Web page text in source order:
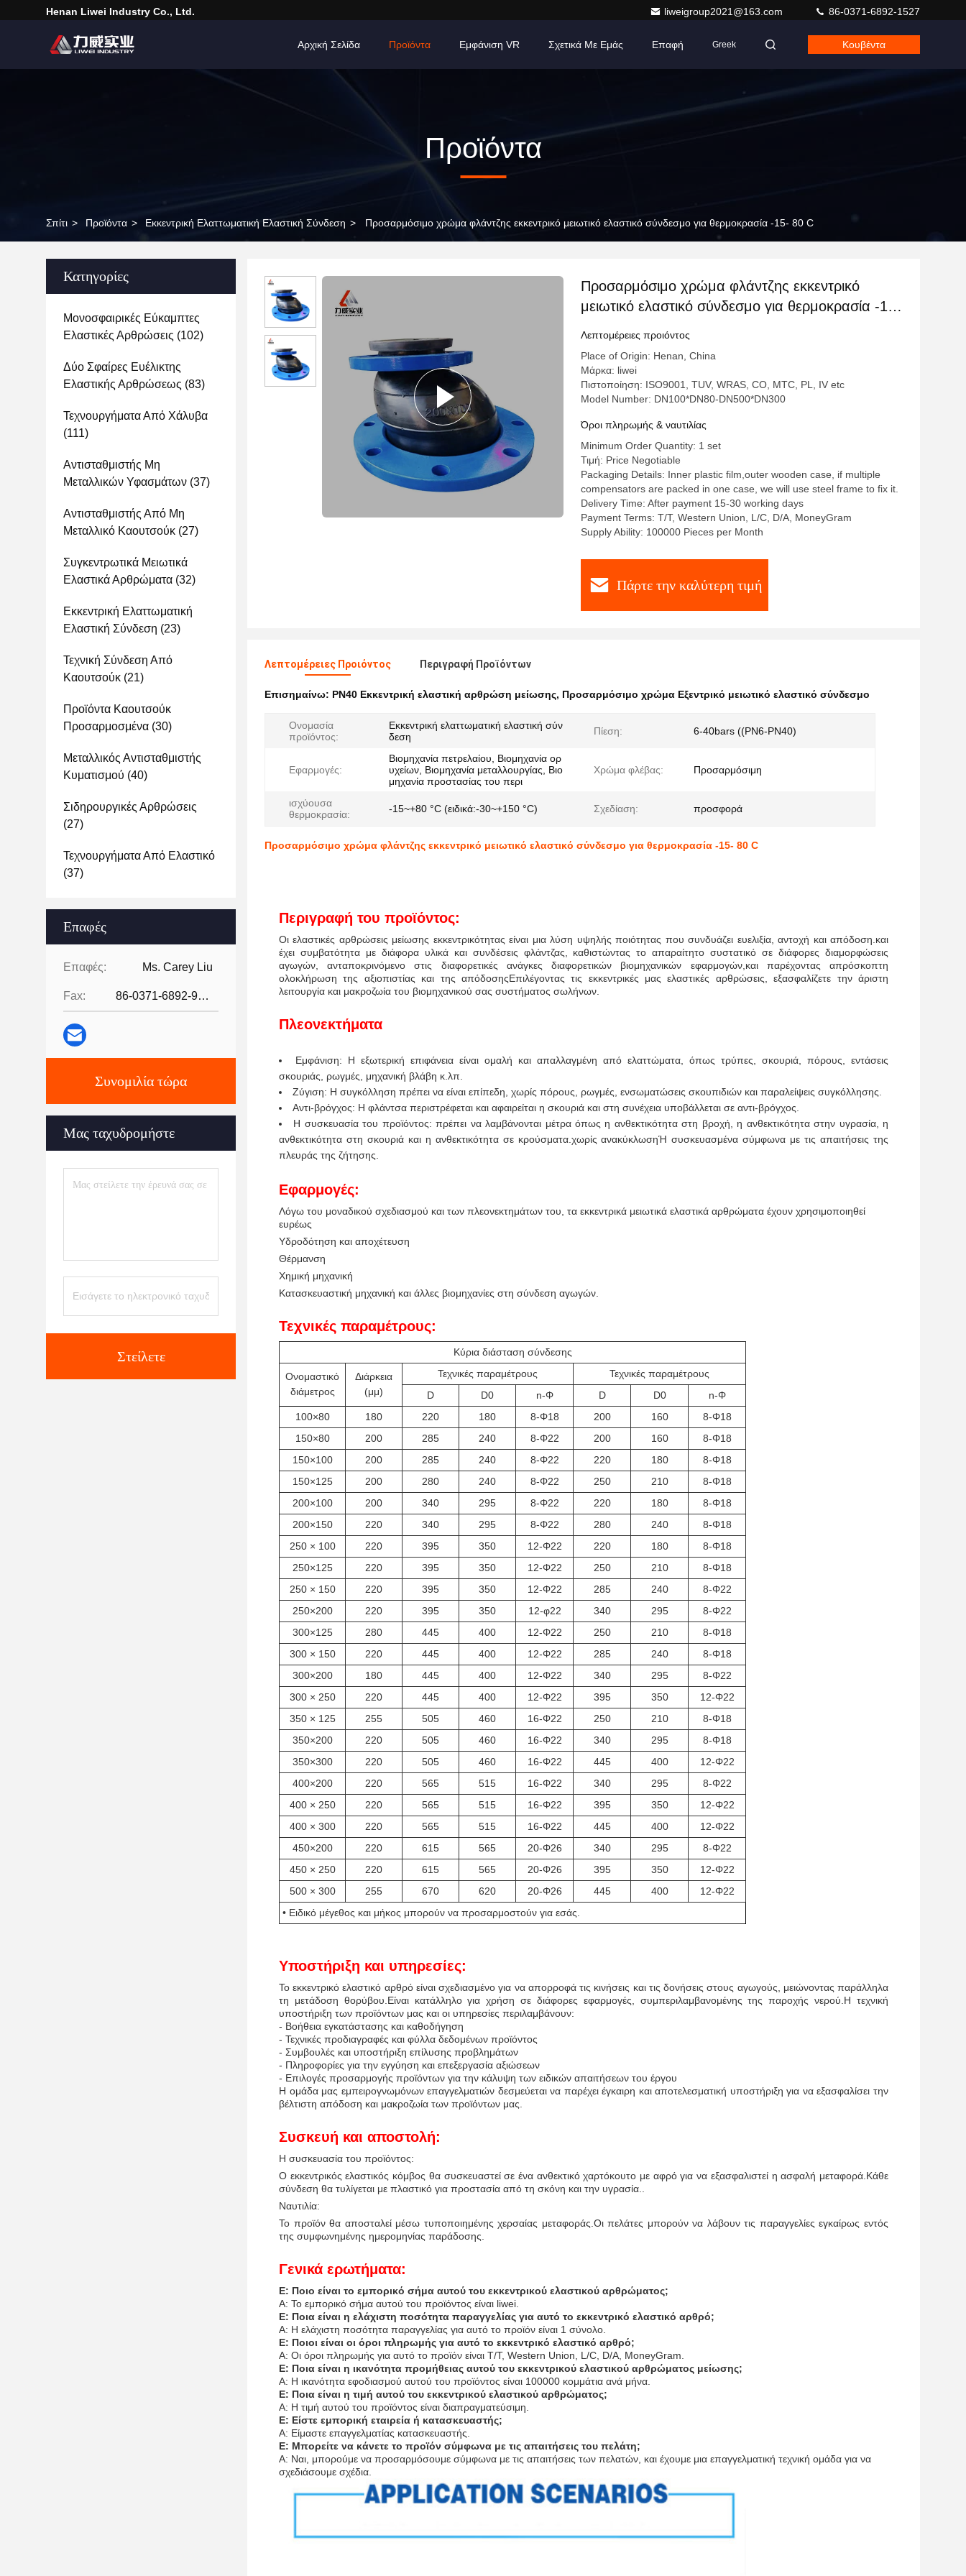
Henan Liwei Industry Co., Ltd. liweigroup2021@163.com 86-0371-6892-1527
Αρχική Σελίδα Προϊόντα Εμφάνιση VR Σχετικά Με Εμάς Επαφή Greek Κουβέντα
Προϊόντα
Σπίτι > Προϊόντα > Εκκεντρική Ελαττωματική Ελαστική Σύνδεση > Προσαρμόσιμο χρώμα φλάντζης εκκεντρικό μειωτικό ελαστικό σύνδεσμο για θερμοκρασία -15- 80 C
Κατηγορίες
Μονοσφαιρικές Εύκαμπτες
Ελαστικές Αρθρώσεις (102)
Δύο Σφαίρες Ευέλικτης
Ελαστικής Αρθρώσεως (83)
Τεχνουργήματα Από Χάλυβα
(111)
Αντισταθμιστής Μη
Μεταλλικών Υφασμάτων (37)
Αντισταθμιστής Από Μη
Μεταλλικό Καουτσούκ (27)
Συγκεντρωτικά Μειωτικά
Ελαστικά Αρθρώματα (32)
Εκκεντρική Ελαττωματική
Ελαστική Σύνδεση (23)
Τεχνική Σύνδεση Από
Καουτσούκ (21)
Προϊόντα Καουτσούκ
Προσαρμοσμένα (30)
Μεταλλικός Αντισταθμιστής
Κυματισμού (40)
Σιδηρουργικές Αρθρώσεις
(27)
Τεχνουργήματα Από Ελαστικό
(37)
Επαφές
Επαφές: Ms. Carey Liu
Fax: 86-0371-6892-9024
Συνομιλία τώρα
Μας ταχυδρομήστε
Στείλετε
Προσαρμόσιμο χρώμα φλάντζης εκκεντρικό
μειωτικό ελαστικό σύνδεσμο για θερμοκρασία -15-
Λεπτομέρειες προιόντος
Place of Origin: Henan, China
Μάρκα: liwei
Πιστοποίηση: ISO9001, TUV, WRAS, CO, MTC, PL, IV etc
Model Number: DN100*DN80-DN500*DN300
Όροι πληρωμής & ναυτιλίας
Minimum Order Quantity: 1 set
Τιμή: Price Negotiable
Packaging Details: Inner plastic film,outer wooden case, if multiple
compensators are packed in one case, we will use steel frame to fix it.
Delivery Time: After payment 15-30 working days
Payment Terms: T/T, Western Union, L/C, D/A, MoneyGram
Supply Ability: 100000 Pieces per Month
Πάρτε την καλύτερη τιμή
Λεπτομέρειες Προιόντος Περιγραφή Προϊόντων
Επισημαίνω: PN40 Εκκεντρική ελαστική αρθρώση μείωσης, Προσαρμόσιμο χρώμα Εξεντρικό μειωτικό ελαστικό σύνδεσμο
Ονομασία
προϊόντος:
Εκκεντρική ελαττωματική ελαστική σύν
δεση
Πίεση: 6-40bars ((PN6-PN40)
Εφαρμογές:
Βιομηχανία πετρελαίου, Βιομηχανία ορ
υχείων, Βιομηχανία μεταλλουργίας, Βιο
μηχανία προστασίας του περι
Χρώμα φλέβας: Προσαρμόσιμη
ισχύουσα
θερμοκρασία:
-15~+80 °C (ειδικά:-30~+150 °C) Σχεδίαση: προσφορά
Προσαρμόσιμο χρώμα φλάντζης εκκεντρικό μειωτικό ελαστικό σύνδεσμο για θερμοκρασία -15- 80 C
Περιγραφή του προϊόντος:
Οι ελαστικές αρθρώσεις μείωσης εκκεντρικότητας είναι μια λύση υψηλής ποιότητας που συνδυάζει ευελιξία, αντοχή και απόδοση.και
έχει συμβατότητα με διάφορα υλικά και συνδέσεις φλάντζας, καθιστώντας το απαραίτητο συστατικό σε διάφορες διαμορφώσεις
αγωγών, ανταποκρινόμενο στις διαφορετικές ανάγκες διαφορετικών βιομηχανικών εφαρμογών,και παρέχοντας απρόσκοπτη
ολοκλήρωση της αξιοπιστίας και της απόδοσηςΕπιλέγοντας τις εκκεντρικές μας ελαστικές αρθρώσεις, εξασφαλίζετε την άριστη
λειτουργία και μακροζωία του βιομηχανικού σας συστήματος σωλήνων.
Πλεονεκτήματα
Εμφάνιση: Η εξωτερική επιφάνεια είναι ομαλή και απαλλαγμένη από ελαττώματα, όπως τρύπες, σκουριά, πόρους, εντάσεις
σκουριάς, ρωγμές, μηχανική βλάβη κ.λπ.
Ζύγιση: Η συγκόλληση πρέπει να είναι επίπεδη, χωρίς πόρους, ρωγμές, ενσωματώσεις σκουπιδιών και παραλείψεις συγκόλλησης.
Αντι-βρόγχος: Η φλάντσα περιστρέφεται και αφαιρείται η σκουριά και στη συνέχεια υποβάλλεται σε αντι-βρόγχος.
Η συσκευασία του προϊόντος: πρέπει να λαμβάνονται μέτρα όπως η ανθεκτικότητα στη βροχή, η ανθεκτικότητα στην υγρασία, η
ανθεκτικότητα στη σκουριά και η ανθεκτικότητα σε κρούσματα.χωρίς ανακύκλωσηΉ συσκευασμένα σύμφωνα με τις απαιτήσεις της
πλευράς της ζήτησης.
Εφαρμογές:
Λόγω του μοναδικού σχεδιασμού και των πλεονεκτημάτων του, τα εκκεντρικά μειωτικά ελαστικά αρθρώματα έχουν χρησιμοποιηθεί
ευρέως
Υδροδότηση και αποχέτευση
Θέρμανση
Χημική μηχανική
Κατασκευαστική μηχανική και άλλες βιομηχανίες στη σύνδεση αγωγών.
Τεχνικές παραμέτρους:
Κύρια διάσταση σύνδεσης
Ονομαστικό
διάμετρος
Διάρκεια
(μμ)
Τεχνικές παραμέτρους
Τεχνικές παραμέτρους
D
D0 n-Φ D D0
n-Φ
100×80
180 220 180 8-Φ18 200 160
8-Φ18
150×80
200 285 240 8-Φ22 200 160
8-Φ18
150×100
200 285 240 8-Φ22 220 180
8-Φ18
150×125
200 280 240 8-Φ22 250 210
8-Φ18
200×100
200 340 295 8-Φ22 220 180
8-Φ18
200×150
220 340 295 8-Φ22 280 240
8-Φ18
250 × 100
220 395 350 12-Φ22 220 180
8-Φ18
250×125
220 395 350 12-Φ22 250 210
8-Φ18
250 × 150
220 395 350 12-Φ22 285 240
8-Φ22
250×200
220 395 350 12-φ22 340 295
8-Φ22
300×125
280 445 400 12-Φ22 250 210
8-Φ18
300 × 150
220 445 400 12-Φ22 285 240
8-Φ18
300×200
180 445 400 12-Φ22 340 295
8-Φ22
300 × 250
220 445 400 12-Φ22 395 350
12-Φ22
350 × 125
255 505 460 16-Φ22 250 210
8-Φ18
350×200
220 505 460 16-Φ22 340 295
8-Φ18
350×300
220 505 460 16-Φ22 445 400
12-Φ22
400×200
220 565 515 16-Φ22 340 295
8-Φ22
400 × 250
220 565 515 16-Φ22 395 350
12-Φ22
400 × 300
220 565 515 16-Φ22 445 400
12-Φ22
450×200
220 615 565 20-Φ26 340 295
8-Φ22
450 × 250
220 615 565 20-Φ26 395 350
12-Φ22
500 × 300
255 670 620 20-Φ26 445 400
12-Φ22
• Ειδικό μέγεθος και μήκος μπορούν να προσαρμοστούν για εσάς.
Υποστήριξη και υπηρεσίες:
Το εκκεντρικό ελαστικό αρθρό είναι σχεδιασμένο για να απορροφά τις κινήσεις και τις δονήσεις στους αγωγούς, μειώνοντας παράλληλα
τη μετάδοση θορύβου.Είναι κατάλληλο για χρήση σε διάφορες εφαρμογές, συμπεριλαμβανομένης της παροχής νερού.Η τεχνική
υποστήριξη των προϊόντων μας και οι υπηρεσίες περιλαμβάνουν:
- Βοήθεια εγκατάστασης και καθοδήγηση
- Τεχνικές προδιαγραφές και φύλλα δεδομένων προϊόντος
- Συμβουλές και υποστήριξη επίλυσης προβλημάτων
- Πληροφορίες για την εγγύηση και επεξεργασία αξιώσεων
- Επιλογές προσαρμογής προϊόντων για την κάλυψη των ειδικών απαιτήσεων του έργου
Η ομάδα μας εμπειρογνωμόνων επαγγελματιών δεσμεύεται να παρέχει έγκαιρη και αποτελεσματική υποστήριξη για να εξασφαλίσει την
βέλτιστη απόδοση και μακροζωία των προϊόντων μας.
Συσκευή και αποστολή:
Η συσκευασία του προϊόντος:
Ο εκκεντρικός ελαστικός κόμβος θα συσκευαστεί σε ένα ανθεκτικό χαρτόκουτο με αφρό για να εξασφαλιστεί η ασφαλή μεταφορά.Κάθε
σύνδεση θα τυλίγεται με πλαστικό για προστασία από τη σκόνη και την υγρασία..
Ναυτιλία:
Το προϊόν θα αποσταλεί μέσω τυποποιημένης χερσαίας μεταφοράς.Οι πελάτες μπορούν να λάβουν τις παραγγελίες εγκαίρως εντός
της συμφωνημένης ημερομηνίας παράδοσης.
Γενικά ερωτήματα:
Ε: Ποιο είναι το εμπορικό σήμα αυτού του εκκεντρικού ελαστικού αρθρώματος;
Α: Το εμπορικό σήμα αυτού του προϊόντος είναι liwei.
Ε: Ποια είναι η ελάχιστη ποσότητα παραγγελίας για αυτό το εκκεντρικό ελαστικό αρθρό;
Α: Η ελάχιστη ποσότητα παραγγελίας για αυτό το προϊόν είναι 1 σύνολο.
Ε: Ποιοι είναι οι όροι πληρωμής για αυτό το εκκεντρικό ελαστικό αρθρό;
Α: Οι όροι πληρωμής για αυτό το προϊόν είναι T/T, Western Union, L/C, D/A, MoneyGram.
Ε: Ποια είναι η ικανότητα προμήθειας αυτού του εκκεντρικού ελαστικού αρθρώματος μείωσης;
Α: Η ικανότητα εφοδιασμού αυτού του προϊόντος είναι 100000 κομμάτια ανά μήνα.
Ε: Ποια είναι η τιμή αυτού του εκκεντρικού ελαστικού αρθρώματος;
Α: Η τιμή αυτού του προϊόντος είναι διαπραγματεύσιμη.
Ε: Είστε εμπορική εταιρεία ή κατασκευαστής;
Α: Είμαστε επαγγελματίας κατασκευαστής.
Ε: Μπορείτε να κάνετε το προϊόν σύμφωνα με τις απαιτήσεις του πελάτη;
Α: Ναι, μπορούμε να προσαρμόσουμε σύμφωνα με τις απαιτήσεις των πελατών, και έχουμε μια επαγγελματική τεχνική ομάδα για να
σχεδιάσουμε σχέδια.